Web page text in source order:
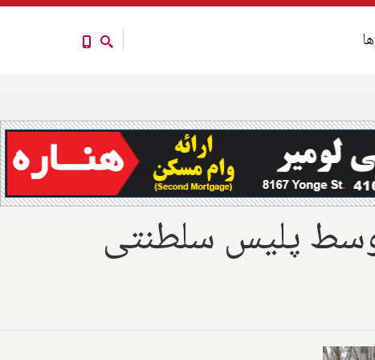
پلیس سلطنتی